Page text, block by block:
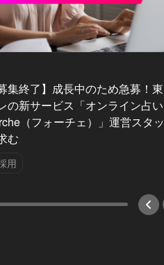
募集終了】成長中のため急募！東
の新サービス「オンライン占い
（フォーチェ）」運営スタッ
む
用